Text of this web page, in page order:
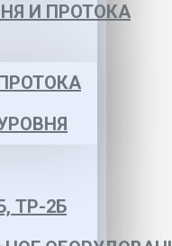
И ПРОТОКА
ТР-2Б